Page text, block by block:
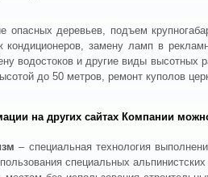
опасных деревьев, подъем
кондиционеров, замену ламп в
водостоков и другие виды высотных
до 50 метров, ремонт куполов
на других сайтах Компании
– специальная технология
специальных